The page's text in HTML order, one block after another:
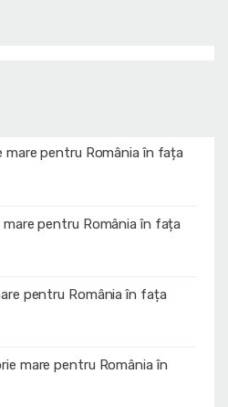
mare pentru România în fața
pentru România în fața
pentru România în fața
mare pentru România în